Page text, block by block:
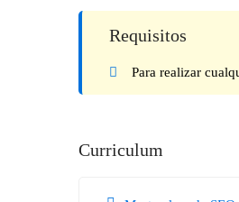
Requisitos
Para realizar
Curriculum